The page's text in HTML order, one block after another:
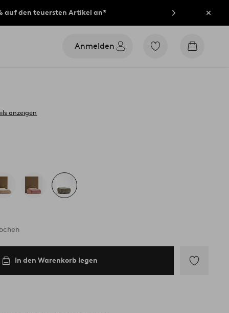
auf den teuersten Artikel an*
Anmelden
Zu
Zum
anzeigen
In den Warenkorb legen